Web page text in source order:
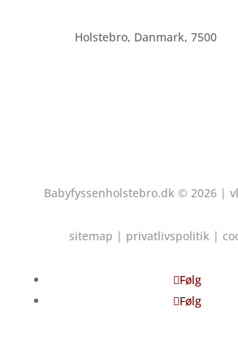
Holstebro, Danmark, 7500
Babyfyssenholstebro.dk © 2026 |
sitemap | privatlivspolitik|
Følg
Følg